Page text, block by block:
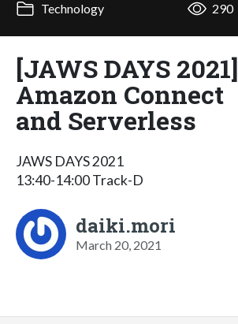
Technology 290
[JAWS DAYS 2021]
Amazon Connect
and Serverless
JAWS DAYS 2021
13:40-14:00 Track-D
daiki.mori
March 20, 2021